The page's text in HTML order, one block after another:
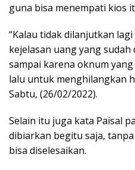
guna bisa menempati kios
“Kalau tidak dilanjutkan
kejelasan uang yang
sampai karena oknum
lalu untuk menghilangkan
Sabtu, (26/02/2022).
Selain itu juga kata Paisal
dibiarkan begitu saja,
bisa diselesaikan.